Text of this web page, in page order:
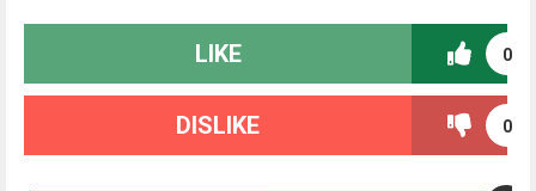
0
LIKE
0
DISLIKE